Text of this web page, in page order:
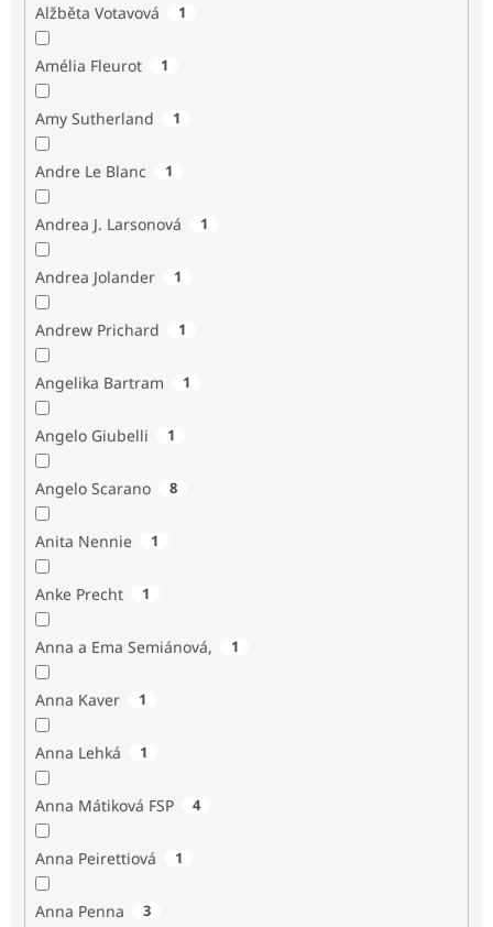
Alžběta Votavová 1
Amélia Fleurot 1
Amy Sutherland 1
Andre Le Blanc 1
Andrea J. Larsonová 1
Andrea Jolander 1
Andrew Prichard 1
Angelika Bartram 1
Angelo Giubelli 1
Angelo Scarano 8
Anita Nennie 1
Anke Precht 1
Anna a Ema Semiánová, 1
Anna Kaver 1
Anna Lehká 1
Anna Mátiková FSP 4
Anna Peirettiová 1
Anna Penna 3